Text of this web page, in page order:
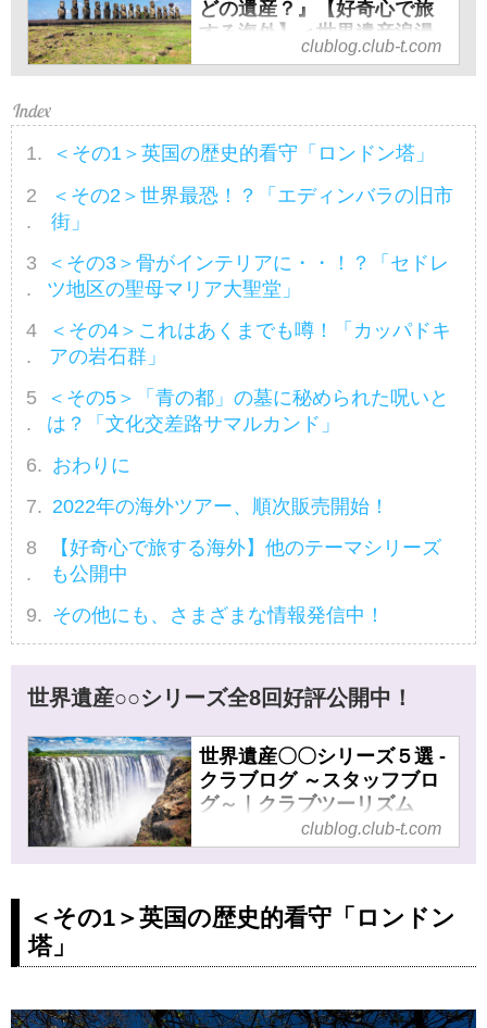
どの遺産？』【好奇心で旅
する海外】＜世界遺産浪漫
＞ - クラブログ ～スタッフ
ブログ～｜クラブツーリズ
遺産。世界遺産は、人類共通の
宝物であり、それを学ぶことは
球の記憶」を学び、旅に出る準
備をしましょう。世界遺産マニ
乗エピソードなども交え、世界
発信していきます！（2021年12
月24日更新）
clublog.club-t.com
＜その1＞英国の歴史的看守「ロンドン塔」
＜その2＞世界最恐！？「エディンバラの旧市
街」
＜その3＞骨がインテリアに・・！？「セドレ
ツ地区の聖母マリア大聖堂」
＜その4＞これはあくまでも噂！「カッパドキ
アの岩石群」
＜その5＞「青の都」の墓に秘められた呪いと
は？「文化交差路サマルカンド」
おわりに
2022年の海外ツアー、順次販売開始！
【好奇心で旅する海外】他のテーマシリーズ
も公開中
その他にも、さまざまな情報発信中！
世界遺産○○シリーズ全8回好評公開中！
世界遺産〇〇シリーズ５選 -
クラブログ ～スタッフブロ
グ～｜クラブツーリズム
世界遺産〇〇シリーズ５選 の記
事一覧 - 仲間が広がる、旅が深
ツアー、国内ツアー、海外ツア
東北、関東、中部・北陸、近
アジア、オセアニア、アメリ
clublog.club-t.com
＜その1＞英国の歴史的看守「ロンドン
塔」